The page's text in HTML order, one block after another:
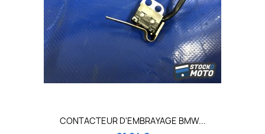
CONTACTEUR D'EMBRAYAGE BMW...